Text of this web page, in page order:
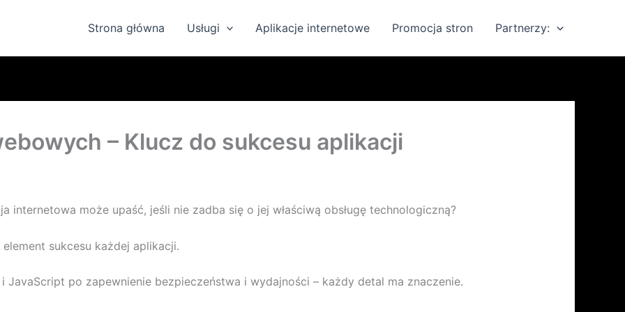
Strona główna Usługi Aplikacje internetowe Promocja stron Partnerzy:
– Klucz do sukcesu aplikacji
internetowa może upaść, jeśli nie zadba się o jej właściwą obsługę technologiczną?
sukcesu każdej aplikacji.
JavaScript po zapewnienie bezpieczeństwa i wydajności – każdy detal ma znaczenie.